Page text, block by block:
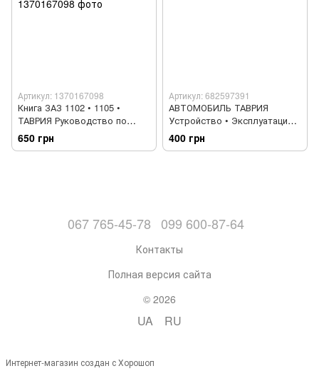
Артикул: 1370167098
Книга ЗАЗ 1102 • 1105 •
ТАВРИЯ Руководство по
ремонту Каталог деталей
Цветная электросхема
650 грн
Артикул: 682597391
АВТОМОБИЛЬ ТАВРИЯ
Устройство • Эксплуатация •
Ремонт
400 грн
067 765-45-78 099 600-87-64
Контакты
Полная версия сайта
© 2026
UA RU
Интернет-магазин создан с Хорошоп